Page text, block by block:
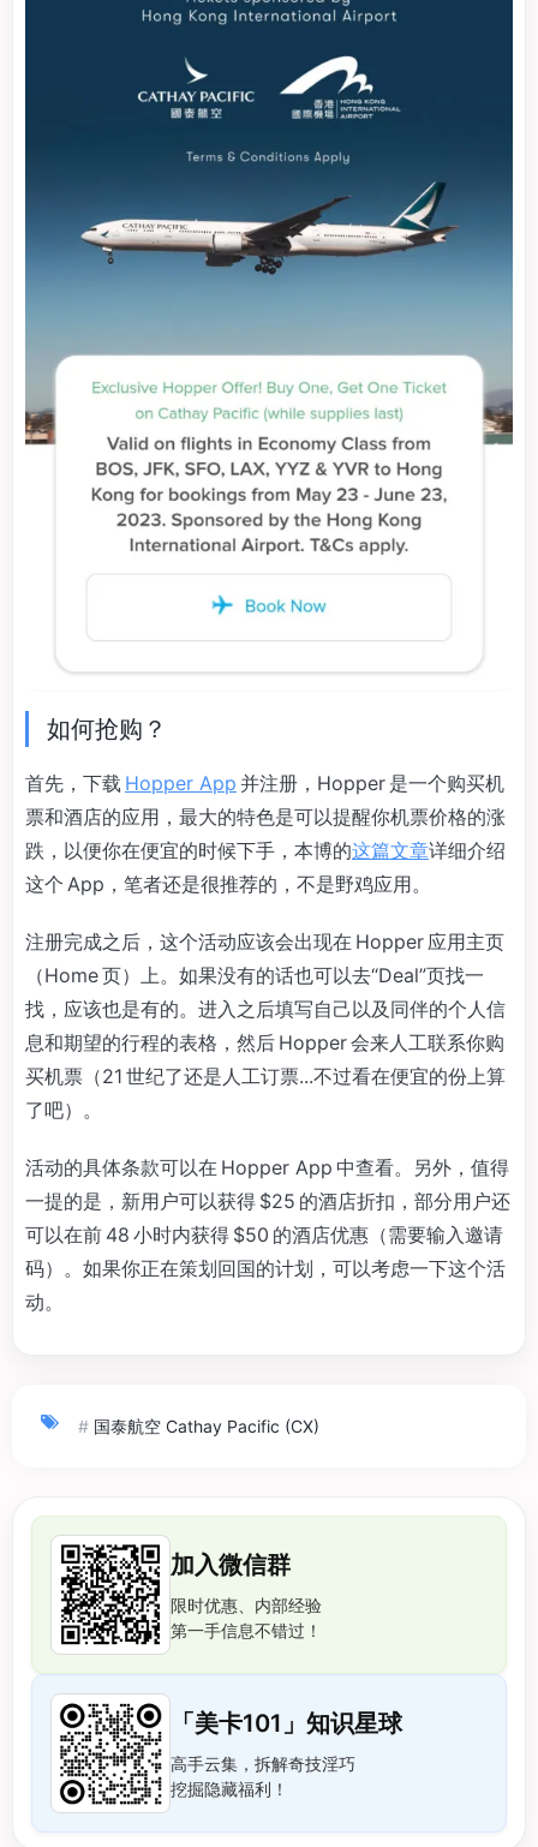
如何抢购？
首先，下载 Hopper App 并注册，Hopper 是一个购买机
票和酒店的应用，最大的特色是可以提醒你机票价格的涨
跌，以便你在便宜的时候下手，本博的这篇文章详细介绍
这个 App，笔者还是很推荐的，不是野鸡应用。
注册完成之后，这个活动应该会出现在 Hopper 应用主页
（Home 页）上。如果没有的话也可以去“Deal”页找一
找，应该也是有的。进入之后填写自己以及同伴的个人信
息和期望的行程的表格，然后 Hopper 会来人工联系你购
买机票（21 世纪了还是人工订票...不过看在便宜的份上算
了吧）。
活动的具体条款可以在 Hopper App 中查看。另外，值得
一提的是，新用户可以获得 $25 的酒店折扣，部分用户还
可以在前 48 小时内获得 $50 的酒店优惠（需要输入邀请
码）。如果你正在策划回国的计划，可以考虑一下这个活
动。
# 国泰航空 Cathay Pacific (CX)
加入微信群
限时优惠、内部经验
第一手信息不错过！
「美卡101」知识星球
高手云集，拆解奇技淫巧
挖掘隐藏福利！